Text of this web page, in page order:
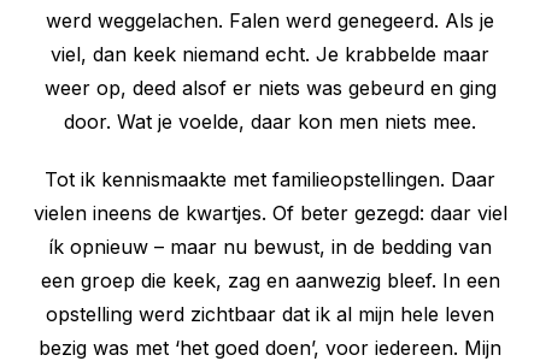
werd weggelachen. Falen werd genegeerd. Als je
viel, dan keek niemand echt. Je krabbelde maar
weer op, deed alsof er niets was gebeurd en ging
door. Wat je voelde, daar kon men niets mee.
Tot ik kennismaakte met familieopstellingen. Daar
vielen ineens de kwartjes. Of beter gezegd: daar viel
ík opnieuw – maar nu bewust, in de bedding van
een groep die keek, zag en aanwezig bleef. In een
opstelling werd zichtbaar dat ik al mijn hele leven
bezig was met ‘het goed doen’, voor iedereen. Mijn